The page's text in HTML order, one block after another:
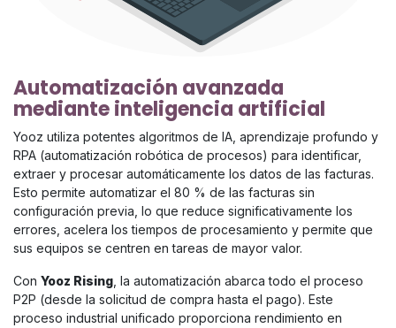
Automatización avanzada
mediante inteligencia artificial
Yooz utiliza potentes algoritmos de IA, aprendizaje profundo y
RPA (automatización robótica de procesos) para identificar,
extraer y procesar automáticamente los datos de las facturas.
Esto permite automatizar el 80 % de las facturas sin
configuración previa, lo que reduce significativamente los
errores, acelera los tiempos de procesamiento y permite que
sus equipos se centren en tareas de mayor valor.
Con Yooz Rising , la automatización abarca todo el proceso
P2P (desde la solicitud de compra hasta el pago). Este
proceso industrial unificado proporciona rendimiento en